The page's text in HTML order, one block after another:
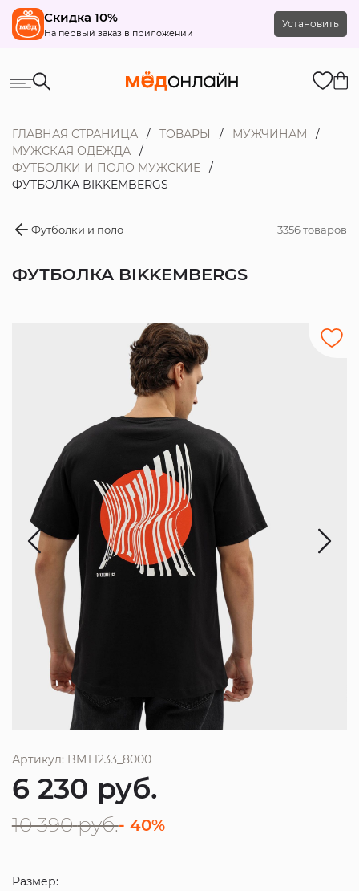
Скидка 10%
На первый заказ в приложении
Установить
ГЛАВНАЯ СТРАНИЦА ТОВАРЫ
МУЖЧИНАМ
МУЖСКАЯ ОДЕЖДА
ФУТБОЛКИ И ПОЛО МУЖСКИЕ
ФУТБОЛКА BIKKEMBERGS
Футболки и поло 3356 товаров
ФУТБОЛКА BIKKEMBERGS
Артикул: BMT1233_8000
6 230 руб.
10 390 руб.- 40%
Размер: